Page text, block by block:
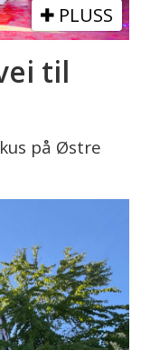
PLUSS
til
på Østre